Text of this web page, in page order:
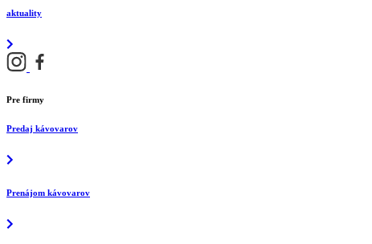
aktuality
Pre firmy
Predaj kávovarov
Prenájom kávovarov